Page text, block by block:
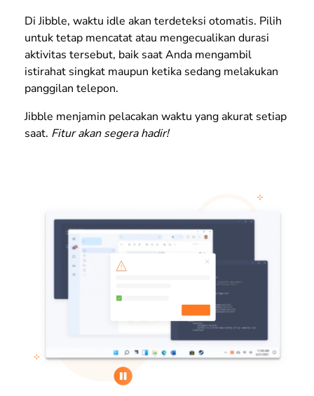
Di Jibble, waktu idle akan terdeteksi otomatis. Pilih
untuk tetap mencatat atau mengecualikan durasi
aktivitas tersebut, baik saat Anda mengambil
istirahat singkat maupun ketika sedang melakukan
panggilan telepon.
Jibble menjamin pelacakan waktu yang akurat setiap
saat. Fitur akan segera hadir!